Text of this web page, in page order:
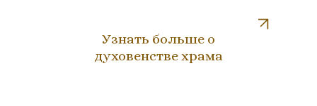
Узнать больше о
духовенстве храма